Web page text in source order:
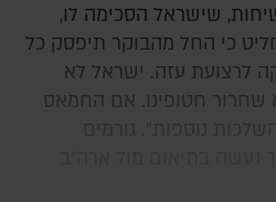
שישראל הסכימה לו,
כי החל מהבוקר תיפסק כל
לרצועת עזה. ישראל לא
חטופינו. אם החמאס